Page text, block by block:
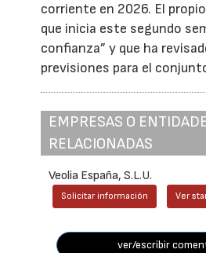
corriente en 2026. El
que inicia este segundo
confianza” y que ha
previsiones para el
EMPRESAS O
RELACIONADAS
Veolia España, S.L.U.
Solicitar información Ver
ver/escribir